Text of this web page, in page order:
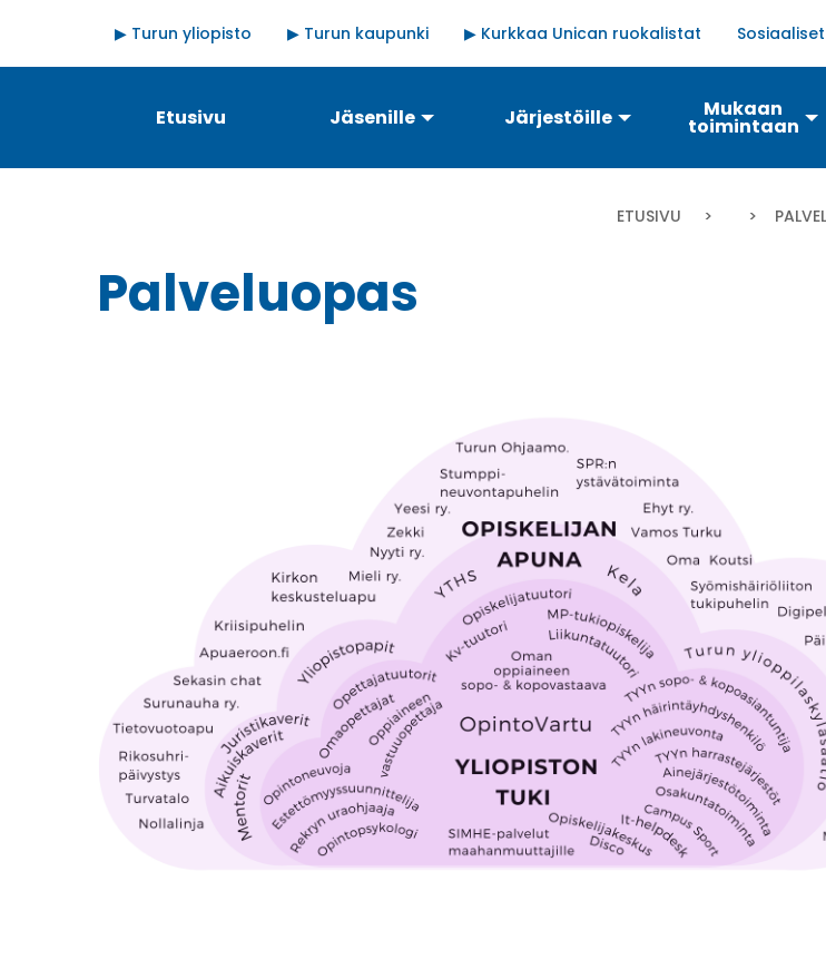
pääsisältöönQuick
links
▶ Turun yliopisto ▶ Turun kaupunki ▶ Kurkkaa Unican ruokalistat
Social
links
menu
Päävalikko
Etusivu Jäsenille Järjestöille Mukaan
toimintaan
ETUSIVU
Palveluopas